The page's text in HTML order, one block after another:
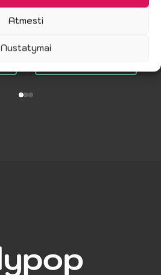
Atmesti
Nustatymai